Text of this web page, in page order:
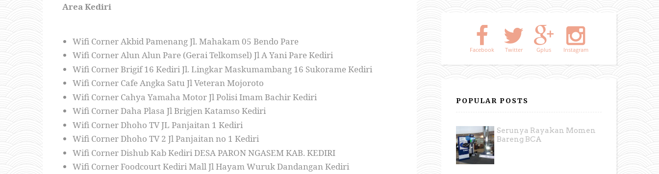
Area Kediri
Wifi Corner Akbid Pamenang Jl. Mahakam 05 Bendo Pare
Wifi Corner Alun Alun Pare (Gerai Telkomsel) Jl A Yani Pare Kediri
Wifi Corner Brigif 16 Kediri Jl. Lingkar Maskumambang 16 Sukorame Kediri
Wifi Corner Cafe Angka Satu Jl Veteran Mojoroto
Wifi Corner Cahya Yamaha Motor Jl Polisi Imam Bachir Kediri
Wifi Corner Daha Plasa Jl Brigjen Katamso Kediri
Wifi Corner Dhoho TV JL Panjaitan 1 Kediri
Wifi Corner Dhoho TV 2 Jl Panjaitan no 1 Kediri
Wifi Corner Dishub Kab Kediri DESA PARON NGASEM KAB. KEDIRI
Wifi Corner Foodcourt Kediri Mall Jl Hayam Wuruk Dandangan Kediri
Facebook Twitter Gplus Instagram
POPULAR POSTS
Serunya Rayakan Momen
Bareng BCA